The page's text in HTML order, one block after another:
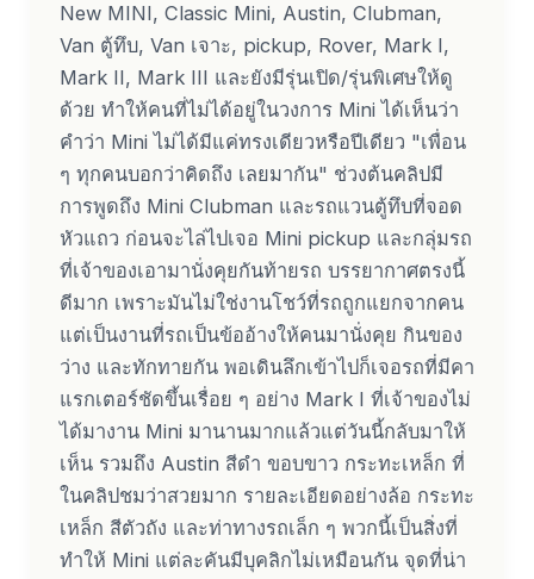
New MINI, Classic Mini, Austin, Clubman,
Van ตู้ทึบ, Van เจาะ, pickup, Rover, Mark I,
Mark II, Mark III และยังมีรุ่นเปิด/รุ่นพิเศษให้ดู
ด้วย ทำให้คนที่ไม่ได้อยู่ในวงการ Mini ได้เห็นว่า
คำว่า Mini ไม่ได้มีแค่ทรงเดียวหรือปีเดียว "เพื่อน
ๆ ทุกคนบอกว่าคิดถึง เลยมากัน" ช่วงต้นคลิปมี
การพูดถึง Mini Clubman และรถแวนตู้ทึบที่จอด
หัวแถว ก่อนจะไล่ไปเจอ Mini pickup และกลุ่มรถ
ที่เจ้าของเอามานั่งคุยกันท้ายรถ บรรยากาศตรงนี้
ดีมาก เพราะมันไม่ใช่งานโชว์ที่รถถูกแยกจากคน
แต่เป็นงานที่รถเป็นข้ออ้างให้คนมานั่งคุย กินของ
ว่าง และทักทายกัน พอเดินลึกเข้าไปก็เจอรถที่มีคา
แรกเตอร์ชัดขึ้นเรื่อย ๆ อย่าง Mark I ที่เจ้าของไม่
ได้มางาน Mini มานานมากแล้วแต่วันนี้กลับมาให้
เห็น รวมถึง Austin สีดำ ขอบขาว กระทะเหล็ก ที่
ในคลิปชมว่าสวยมาก รายละเอียดอย่างล้อ กระทะ
เหล็ก สีตัวถัง และท่าทางรถเล็ก ๆ พวกนี้เป็นสิ่งที่
ทำให้ Mini แต่ละคันมีบุคลิกไม่เหมือนกัน จุดที่น่า